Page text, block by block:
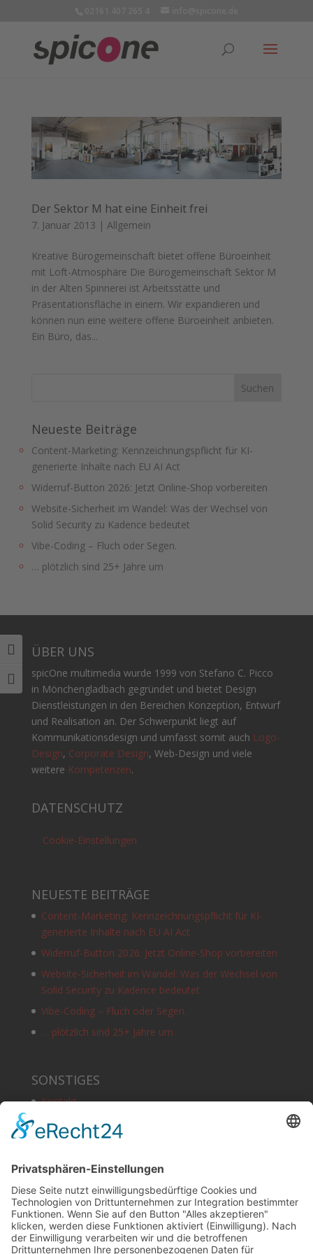
Umschalten auf hohe Kontraste
Schrift vergrößern
Der Sektor M hat eine Einheit frei
7. Januar 2013 | Allgemein
Kreative Bürogemeinschaft bietet offene Büroeinheit
mit Loft-Atmosphäre Die Bürogemeinschaft Sektor M
in der Alten Spinnerei ist Arbeitsstätte und
Präsentationsfläche in einem. Wir expandieren und
können nun eine weitere offene Büroeinheit anbieten.
Ein Büro, das...
Neueste Beiträge
Content-Marketing: Kennzeichnungspflicht für KI-
generierte Inhalte nach EU AI Act
Widerruf-Button 2026: Jetzt Online-Shop vorbereiten
Website-Sicherheit im Wandel: Was der Wechsel von
Solid Security zu Kadence bedeutet
Vibe-Coding – Fluch oder Segen.
… plötzlich sind 25+ Jahre um
ÜBER UNS
spicOne multimedia wurde 1999 von Stefano C. Picco
in Mönchengladbach gegründet und bietet Design
Dienstleistungen in den Bereichen Konzeption, Entwurf
und Realisation an. Der Schwerpunkt liegt auf
Kommunikationsdesign und umfasst somit auch Logo-
Design, Corporate Design, Web-Design und viele
weitere Kompetenzen.
DATENSCHUTZ
Cookie-Einstellungen
NEUESTE BEITRÄGE
Content-Marketing: Kennzeichnungspflicht für KI-
generierte Inhalte nach EU AI Act
Widerruf-Button 2026: Jetzt Online-Shop vorbereiten
Website-Sicherheit im Wandel: Was der Wechsel von
Solid Security zu Kadence bedeutet
Vibe-Coding – Fluch oder Segen.
… plötzlich sind 25+ Jahre um
SONSTIGES
Kontakt
Schlagworte
Datenschutz
Copyright
HOSTING